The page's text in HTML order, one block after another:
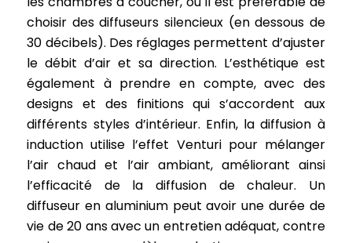
choisir des diffuseurs silencieux (en dessous de
30 décibels). Des réglages permettent d’ajuster
le débit d’air et sa direction. L’esthétique est
également à prendre en compte, avec des
designs et des finitions qui s’accordent aux
différents styles d’intérieur. Enfin, la diffusion à
induction utilise l’effet Venturi pour mélanger
l’air chaud et l’air ambiant, améliorant ainsi
l’efficacité de la diffusion de chaleur. Un
diffuseur en aluminium peut avoir une durée de
vie de 20 ans avec un entretien adéquat, contre